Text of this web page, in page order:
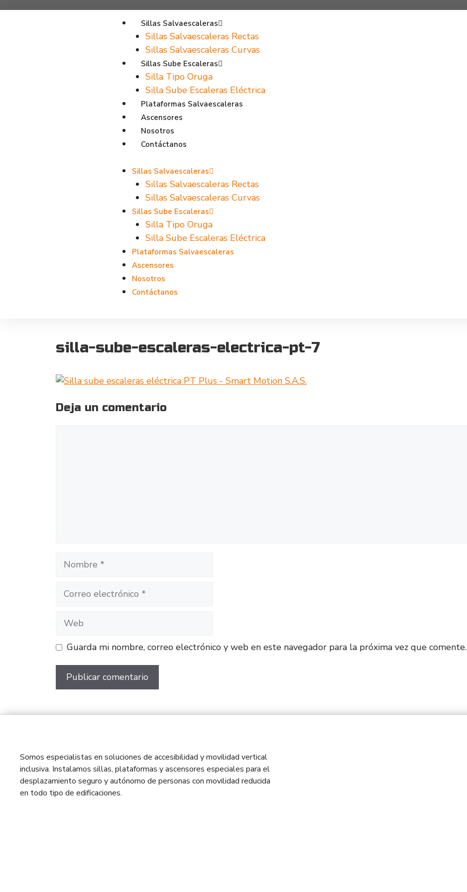
Sillas Salvaescaleras
Sillas Salvaescaleras Rectas
Sillas Salvaescaleras Curvas
Sillas Sube Escaleras
Silla Tipo Oruga
Silla Sube Escaleras Eléctrica
Plataformas Salvaescaleras
Ascensores
Nosotros
Contáctanos
Sillas Salvaescaleras
Sillas Salvaescaleras Rectas
Sillas Salvaescaleras Curvas
Sillas Sube Escaleras
Silla Tipo Oruga
Silla Sube Escaleras Eléctrica
Plataformas Salvaescaleras
Ascensores
Nosotros
Contáctanos
silla-sube-escaleras-electrica-pt-7
Deja un comentario
Guarda mi nombre, correo electrónico y web en este navegador para la próxima vez que comente.
Somos especialistas en soluciones de accesibilidad y movilidad vertical
inclusiva. Instalamos sillas, plataformas y ascensores especiales para el
desplazamiento seguro y autónomo de personas con movilidad reducida
en todo tipo de edificaciones.